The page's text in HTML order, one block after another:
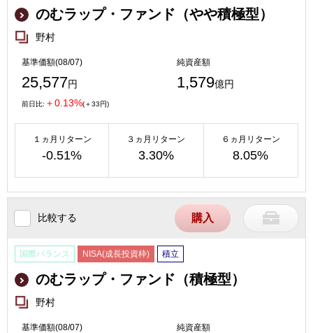
のむラップ・ファンド（やや積極型）
野村
基準価額(08/07)
25,577円
純資産額
1,579億円
前日比: ＋0.13%(＋33円)
１ヵ月リターン
-0.51%
３ヵ月リターン
3.30%
６ヵ月リターン
8.05%
比較する 購入
国際バランス NISA(成長投資枠) 積立
のむラップ・ファンド（積極型）
野村
基準価額(08/07) 純資産額